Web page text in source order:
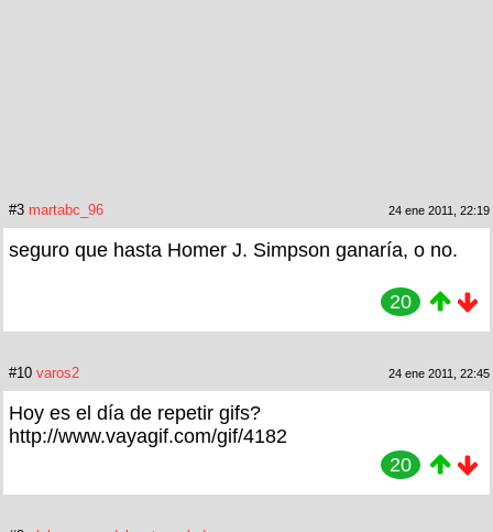
#3 martabc_96 24 ene 2011, 22:19
seguro que hasta Homer J. Simpson ganaría, o no.
20
#10 varos2 24 ene 2011, 22:45
Hoy es el día de repetir gifs?
http://www.vayagif.com/gif/4182
20